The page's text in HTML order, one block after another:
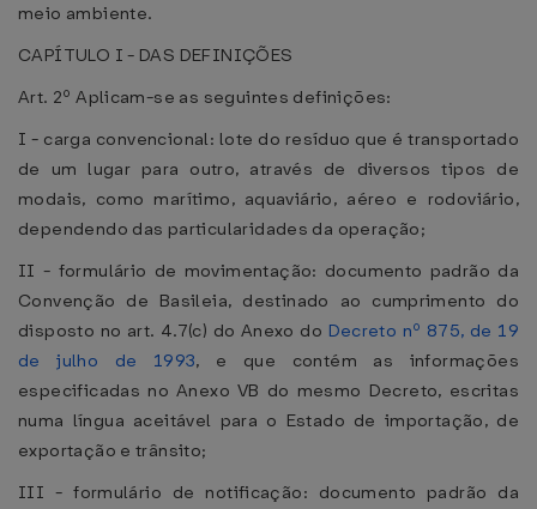
meio ambiente.
CAPÍTULO I - DAS DEFINIÇÕES
Art. 2º Aplicam-se as seguintes definições:
I - carga convencional: lote do resíduo que é transportado
de um lugar para outro, através de diversos tipos de
modais, como marítimo, aquaviário, aéreo e rodoviário,
dependendo das particularidades da operação;
II - formulário de movimentação: documento padrão da
Convenção de Basileia, destinado ao cumprimento do
disposto no art. 4.7(c) do Anexo do Decreto nº 875, de 19
de julho de 1993, e que contém as informações
especificadas no Anexo VB do mesmo Decreto, escritas
numa língua aceitável para o Estado de importação, de
exportação e trânsito;
III - formulário de notificação: documento padrão da